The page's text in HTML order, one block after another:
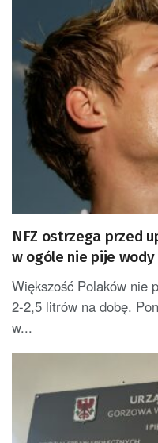
NFZ ostrzega przed
w ogóle nie pije wody
Większość Polaków nie
2-2,5 litrów na dobę.
w...